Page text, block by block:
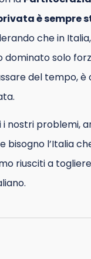
è sempre
che in
dominato solo
del tempo,
i nostri problemi,
bisogno l’Italia
riusciti a